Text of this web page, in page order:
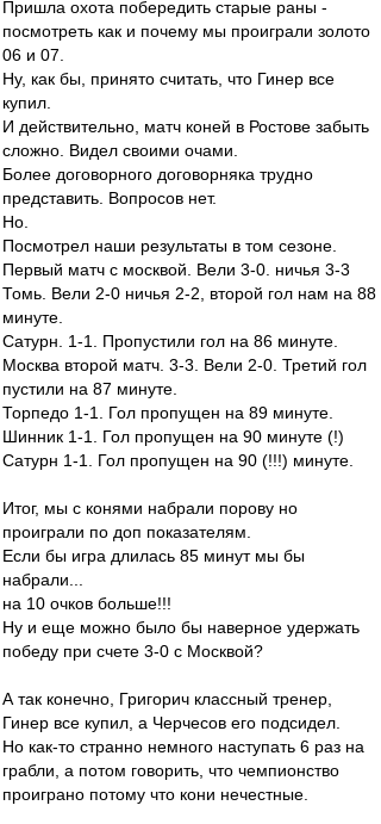
Пришла охота побередить старые раны -
посмотреть как и почему мы проиграли золото
06 и 07.
Ну, как бы, принято считать, что Гинер все
купил.
И действительно, матч коней в Ростове забыть
сложно. Видел своими очами.
Более договорного договорняка трудно
представить. Вопросов нет.
Но.
Посмотрел наши результаты в том сезоне.
Первый матч с москвой. Вели 3-0. ничья 3-3
Томь. Вели 2-0 ничья 2-2, второй гол нам на 88
минуте.
Сатурн. 1-1. Пропустили гол на 86 минуте.
Москва второй матч. 3-3. Вели 2-0. Третий гол
пустили на 87 минуте.
Торпедо 1-1. Гол пропущен на 89 минуте.
Шинник 1-1. Гол пропущен на 90 минуте (!)
Сатурн 1-1. Гол пропущен на 90 (!!!) минуте.
Итог, мы с конями набрали порову но
проиграли по доп показателям.
Если бы игра длилась 85 минут мы бы
набрали...
на 10 очков больше!!!
Ну и еще можно было бы наверное удержать
победу при счете 3-0 с Москвой?
А так конечно, Григорич классный тренер,
Гинер все купил, а Черчесов его подсидел.
Но как-то странно немного наступать 6 раз на
грабли, а потом говорить, что чемпионство
проиграно потому что кони нечестные.